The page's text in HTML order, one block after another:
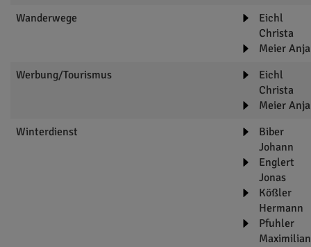
Wanderwege
Eichl
Christa
Meier Anja
Werbung/Tourismus
Eichl
Christa
Meier Anja
Winterdienst
Biber
Johann
Englert
Jonas
Kößler
Hermann
Pfuhler
Maximilian